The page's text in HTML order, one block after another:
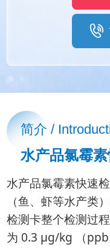
简介 /
水产品氯霉
水产品氯霉素快速
（鱼、虾等水产类
检测卡整个检测过
为 0.3 μg/kg （